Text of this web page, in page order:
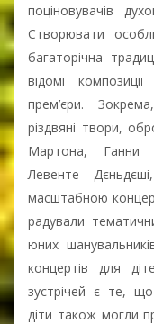
поціновувачів
Створювати
багаторічна
відомі
прем’єри.
різдвяні твори,
Мартона, Ганни
Левенте
масштабною
радували
юних
концертів для
зустрічей є те, що
діти також могли